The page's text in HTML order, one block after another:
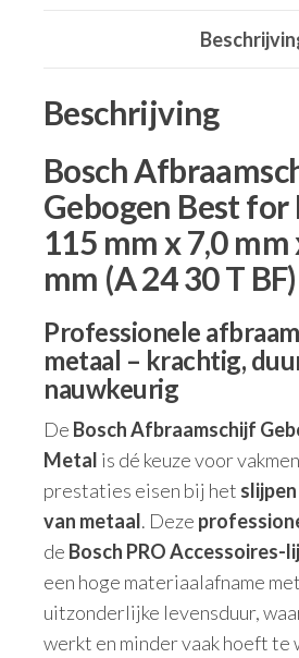
Beschrijving
Bosch
Gebogen Best for
115 mm x 7,0 mm
mm (A 24 30 T BF)
Professionele
metaal – krachtig,
nauwkeurig
De Bosch Afbraamschijf
Metal is dé keuze voor
prestaties eisen bij het
van metaal. Deze
de Bosch PRO Accessoires-
een hoge materiaalafname
uitzonderlijke levensduur,
werkt en minder vaak hoeft te